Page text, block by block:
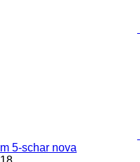
m 5-schar nova